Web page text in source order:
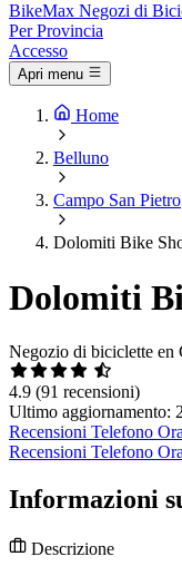
BikeMax Negozi di
Per Provincia
Accesso
Apri menu
Home
Belluno
Campo San Pietro
Dolomiti Bike
Dolomiti
Negozio di biciclette en
4.9 (91 recensioni)
Ultimo aggiornamento:
Recensioni Telefono
Recensioni Telefono
Informazioni
Descrizione